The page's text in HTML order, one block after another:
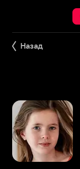
Назад